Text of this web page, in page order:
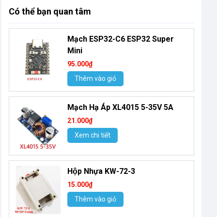
Có thể bạn quan tâm
Mạch ESP32-C6 ESP32 Super
Mini
95.000₫
Thêm vào giỏ
Mạch Hạ Áp XL4015 5-35V 5A
21.000₫
Xem chi tiết
Hộp Nhựa KW-72-3
15.000₫
Thêm vào giỏ